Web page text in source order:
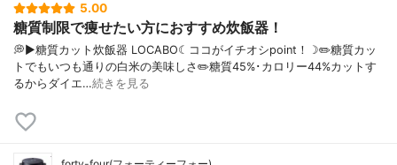
5.00
糖質制限で痩せたい方におすすめ炊飯器！
💭▶️糖質カット炊飯器 LOCABO☾ココがイチオシpoint！☽✏️糖質カッ
トでもいつも通りの白米の美味しさ✏️糖質45%･カロリー44%カットす
るからダイエ…続きを見る